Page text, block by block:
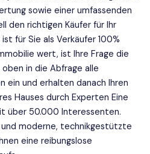
sowie einer umfassenden
den richtigen Käufer für Ihr
für Sie als Verkäufer 100%
wert, ist Ihre Frage die
in die Abfrage alle
ein und erhalten danach Ihren
Hauses durch Experten Eine
über 50.000 Interessenten.
moderne, technikgestützte
eine reibungslose